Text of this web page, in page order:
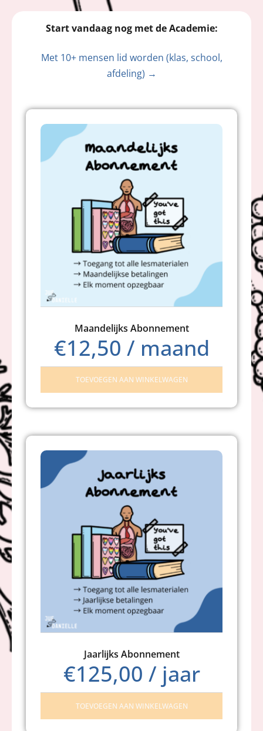
Start vandaag nog met de Academie:
Met 10+ mensen lid worden (klas, school,
afdeling) →
Maandelijks Abonnement
€12,50 / maand
TOEVOEGEN AAN WINKELWAGEN
Jaarlijks Abonnement
€125,00 / jaar
TOEVOEGEN AAN WINKELWAGEN